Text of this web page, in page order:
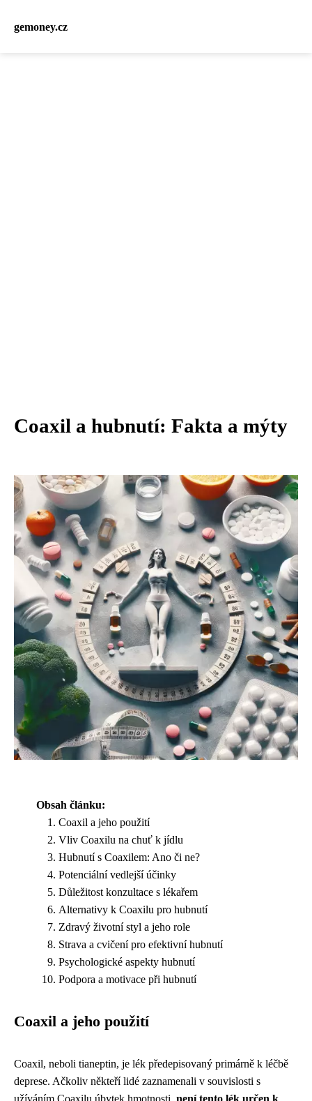
gemoney.cz
Coaxil a hubnutí: Fakta a mýty
Obsah článku:
Coaxil a jeho použití
Vliv Coaxilu na chuť k jídlu
Hubnutí s Coaxilem: Ano či ne?
Potenciální vedlejší účinky
Důležitost konzultace s lékařem
Alternativy k Coaxilu pro hubnutí
Zdravý životní styl a jeho role
Strava a cvičení pro efektivní hubnutí
Psychologické aspekty hubnutí
Podpora a motivace při hubnutí
Coaxil a jeho použití
Coaxil, neboli tianeptin, je lék předepisovaný primárně k léčbě
deprese. Ačkoliv někteří lidé zaznamenali v souvislosti s
užíváním Coaxilu úbytek hmotnosti, není tento lék určen k